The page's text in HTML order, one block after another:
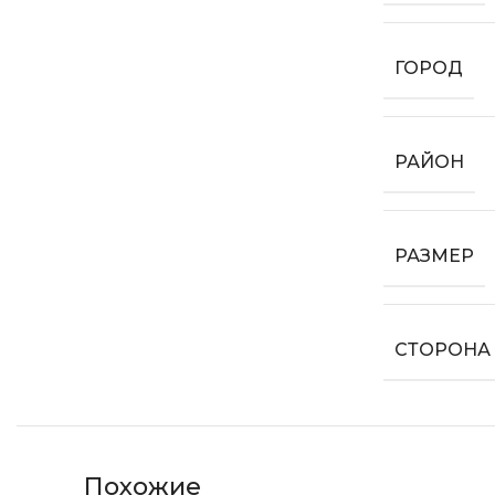
ГОРОД
РАЙОН
РАЗМЕР
СТОРОНА
Похожие